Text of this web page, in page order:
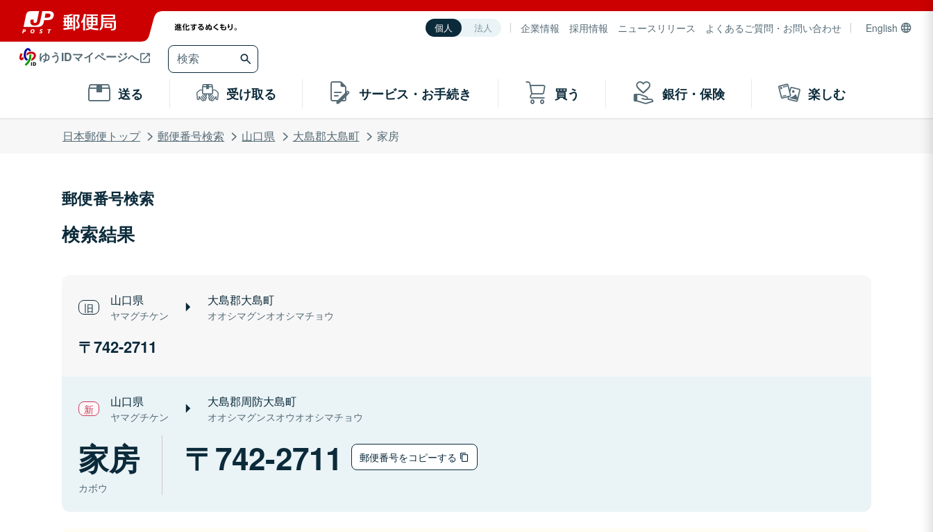
個人 法人 企業情報 採用情報 ニュースリリース よくあるご質問・お問い合わせ English
ゆうIDマイページへ
送る 受け取る サービス・お手続き 買う 銀行・保険 楽しむ
日本郵便トップ 郵便番号検索 山口県 大島郡大島町 家房
郵便番号検索
検索結果
山口県
ヤマグチケン
大島郡大島町
オオシマグンオオシマチョウ
742-2711
山口県
ヤマグチケン
大島郡周防大島町
オオシマグンスオウオオシマチョウ
家房
カボウ
742-2711 郵便番号をコピーする